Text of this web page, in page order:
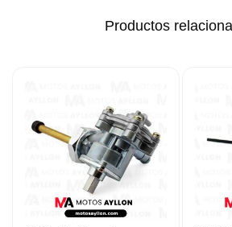
Productos